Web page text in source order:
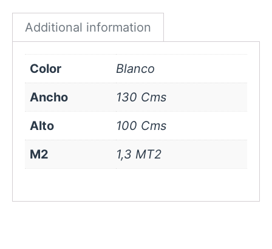
Additional information
Color
Blanco
Ancho
130 Cms
Alto
100 Cms
M2
1,3 MT2